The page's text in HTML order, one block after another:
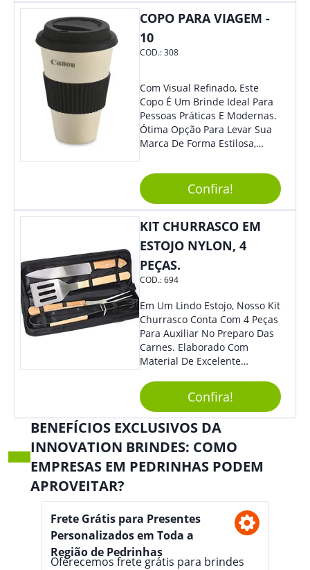
Colaboradores, Sem Dúvidas
Eles Irão Adorar.
COPO PARA VIAGEM -
10
COD.:308
Com Visual Refinado, Este
Copo É Um Brinde Ideal Para
Pessoas Práticas E Modernas.
Ótima Opção Para Levar Sua
Marca De Forma Estilosa,
Empresa Em Eventos,
Reuniões Corporativas Ou Até
Mesmo Para Presentear
Colaboradores.
Confira!
KIT CHURRASCO EM
ESTOJO NYLON, 4
PEÇAS.
COD.:694
Em Um Lindo Estojo, Nosso Kit
Churrasco Conta Com 4 Peças
Para Auxiliar No Preparo Das
Carnes. Elaborado Com
Material De Excelente
Tradicional, Sem Dúvidas É O
Brinde Certo Para Todos Os
Públicos. Personalize-O Com
Sua Marca. Seus Clientes E
Colaboradores Com Certeza
Confira!
BENEFÍCIOS EXCLUSIVOS DA
INNOVATION BRINDES: COMO
EMPRESAS EM PEDRINHAS PODEM
APROVEITAR?
Frete Grátis para Presentes
Personalizados em Toda a
Região de Pedrinhas
Oferecemos frete grátis para brindes